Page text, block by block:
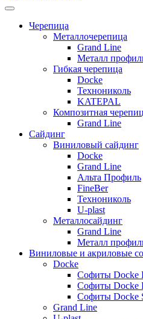
Черепица
Металлочерепица
Grand Line
Металл
Гибкая черепица
Docke
Технониколь
KATEPAL
Композитная
Grand Line
Сайдинг
Виниловый сайдинг
Docke
Grand Line
Альта Профиль
FineBer
Технониколь
U-plast
Металлосайдинг
Grand Line
Металл
Виниловые и акриловые
Docke
Софиты Docke
Софиты Docke
Софиты Docke
Grand Line